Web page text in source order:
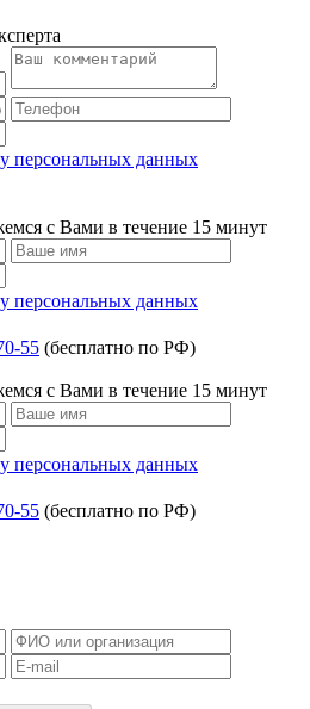
персональных данных
с Вами в течение 15 минут
персональных данных
55 (бесплатно по РФ)
с Вами в течение 15 минут
персональных данных
55 (бесплатно по РФ)